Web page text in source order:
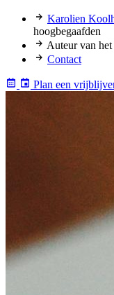
Karolien
hoogbegaafden
Auteur van
Contact
Plan een